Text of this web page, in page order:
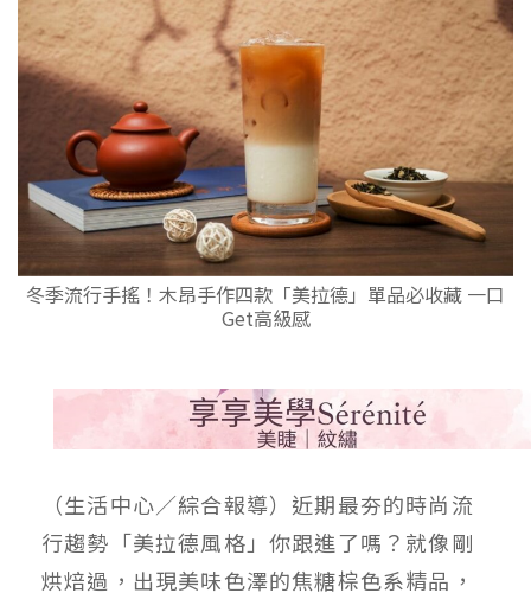
冬季流行手搖！木昂手作四款「美拉德」單品必收藏 一口
Get高級感
（生活中心／綜合報導）近期最夯的時尚流
行趨勢「美拉德風格」你跟進了嗎？就像剛
烘焙過，出現美味色澤的焦糖棕色系精品，